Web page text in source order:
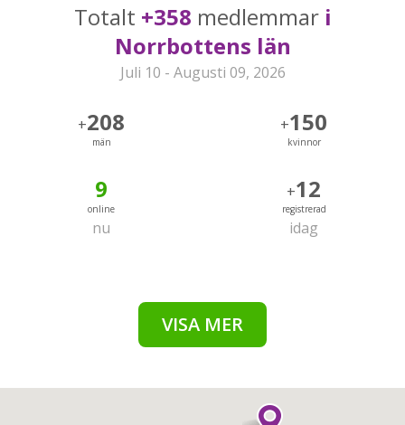
Totalt +358 medlemmar i
Norrbottens län
Juli 10 - Augusti 09, 2026
+208
män
+150
kvinnor
9
online
nu
+12
registrerad
idag
VISA MER